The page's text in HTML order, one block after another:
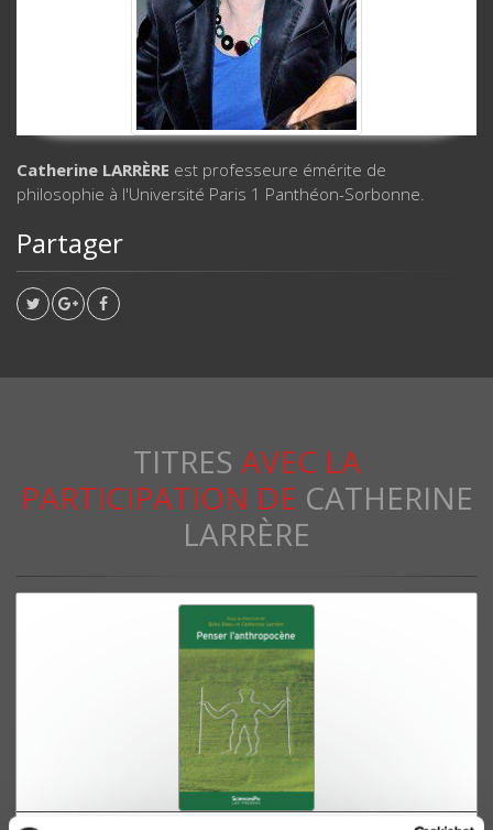
Catherine LARRÈRE est professeure émérite de
philosophie à l'Université Paris 1 Panthéon-Sorbonne.
Partager
TITRES AVEC LA
PARTICIPATION DE CATHERINE
LARRÈRE